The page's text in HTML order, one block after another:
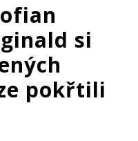
si
pokřtili